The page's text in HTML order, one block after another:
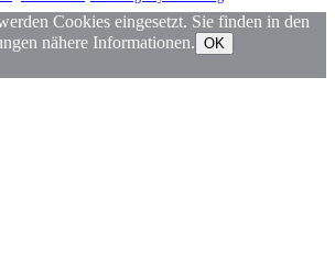
Cookies eingesetzt. Sie finden in den
nähere Informationen. OK